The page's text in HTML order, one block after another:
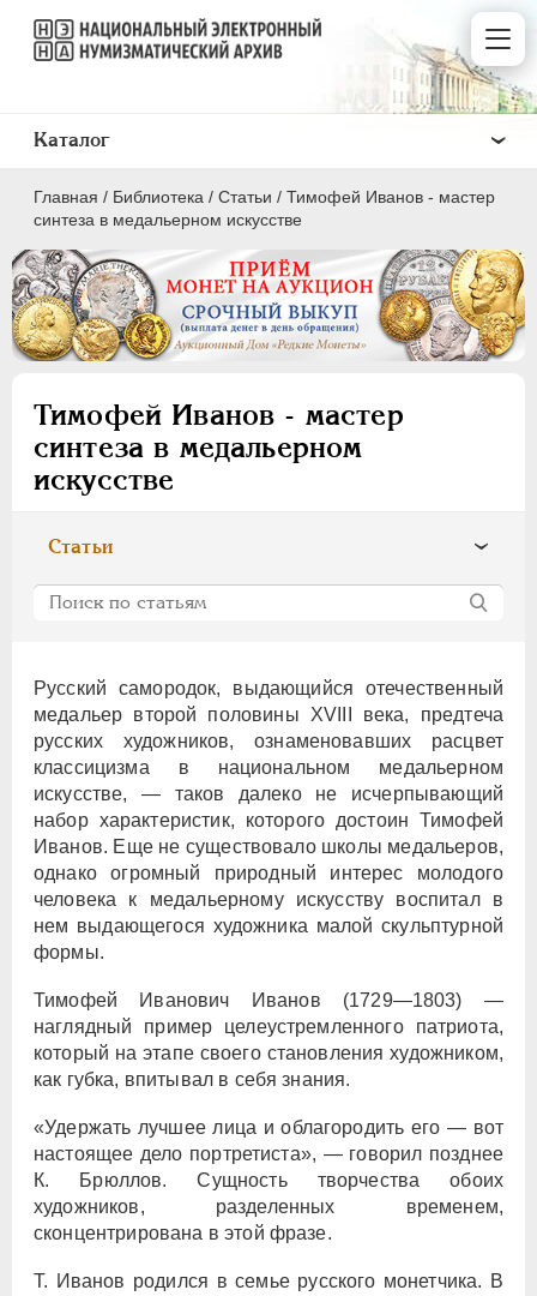
Главная / Библиотека / Статьи / Тимофей Иванов - мастер
синтеза в медальерном искусстве
Тимофей Иванов - мастер
синтеза в медальерном
искусстве
Статьи
Русский самородок, выдающийся отечественный
медальер второй половины XVIII века, предтеча
русских художников, ознаменовавших расцвет
классицизма в национальном медальерном
искусстве, — таков далеко не исчерпывающий
набор характеристик, которого достоин Тимофей
Иванов. Еще не существовало школы медальеров,
однако огромный природный интерес молодого
человека к медальерному искусству воспитал в
нем выдающегося художника малой скульптурной
формы.
Тимофей Иванович Иванов (1729—1803) —
наглядный пример целеустремленного патриота,
который на этапе своего становления художником,
как губка, впитывал в себя знания.
«Удержать лучшее лица и облагородить его — вот
настоящее дело портретиста», — говорил позднее
К. Брюллов. Сущность творчества обоих
художников, разделенных временем,
сконцентрирована в этой фразе.
Т. Иванов родился в семье русского монетчика. В
Каталог
ПEТР I 1699 - 1725
ПЕТР II 1727-1729
АННА ИОАННОВНА 1730-1740
ИОАНН АНТОНОВИЧ
ПЕТР III 1762-1762
ЕКАТЕРИНА II 1762-1796
НИКОЛАЙ I 1826-1855
АЛЕКСАНДР II 1855-1881
АЛЕКСАНДР III 1881-1894
НИКОЛАЙ II
1894-1917
ВРЕМЕННОЕ ПРАВ. 1917-1918
ИНОСТРАННЫЕ 1768-1918